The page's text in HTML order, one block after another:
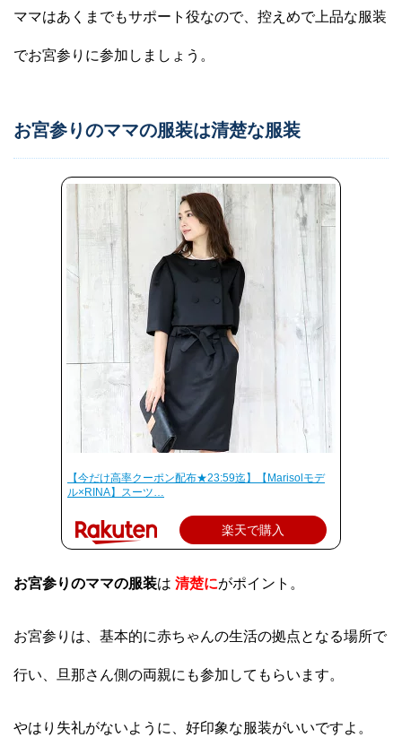
ママはあくまでもサポート役なので、控えめで上品な服装
でお宮参りに参加しましょう。
お宮参りのママの服装は清楚な服装
【今だけ高率クーポン配布★23:59迄】【Marisolモデ
ル×RINA】スーツ…
楽天で購入
お宮参りのママの服装は 清楚にがポイント。
お宮参りは、基本的に赤ちゃんの生活の拠点となる場所で
行い、旦那さん側の両親にも参加してもらいます。
やはり失礼がないように、好印象な服装がいいですよ。